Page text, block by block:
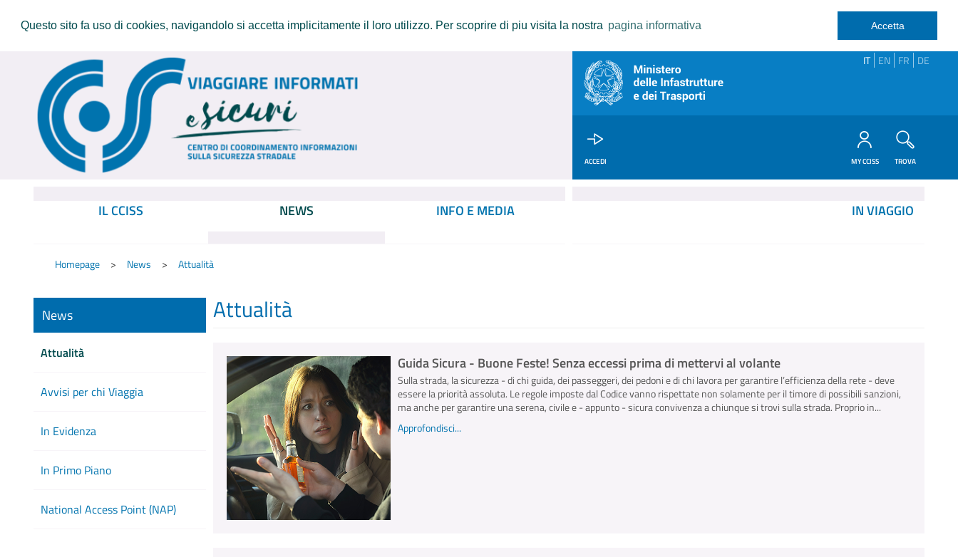
Questo sito fa uso di cookies, navigandolo si accetta implicitamente il loro utilizzo. Per scoprire di piu visita la nostra pagina informativa Accetta
IT EN FR DE
ACCEDI MY CCISS TROVA
IL CCISS NEWS INFO E MEDIA IN VIAGGIO
Homepage News Attualità
News
Attualità
Avvisi per chi Viaggia
In Evidenza
In Primo Piano
National Access Point (NAP)
Attualità
Guida Sicura - Buone Feste! Senza eccessi prima di mettervi al volante
Sulla strada, la sicurezza - di chi guida, dei passeggeri, dei pedoni e di chi lavora per garantire l’efficienza della rete - deve
essere la priorità assoluta. Le regole imposte dal Codice vanno rispettate non solamente per il timore di possibili sanzioni,
ma anche per garantire una serena, civile e - appunto - sicura convivenza a chiunque si trovi sulla strada. Proprio in...
Approfondisci...